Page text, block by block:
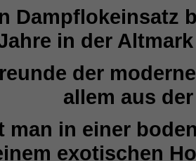
Dampflokeinsatz
in der
der
allem aus
man in einer
exotischen